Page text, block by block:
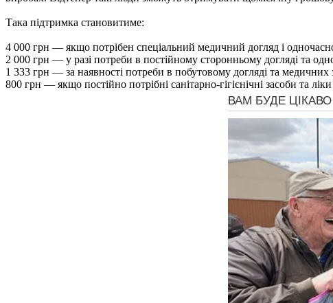
Така підтримка становитиме:
4 000 грн — якщо потрібен спеціальний медичний догляд і
2 000 грн — у разі потреби в постійному сторонньому догляді та
1 333 грн — за наявності потреби в побутовому догляді та медичних
800 грн — якщо постійно потрібні санітарно-гігієнічні засоби та